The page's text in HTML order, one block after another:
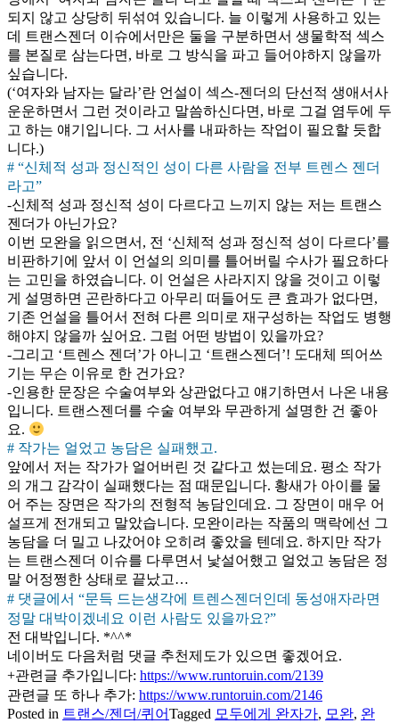
되지 않고 상당히 뒤섞여 있습니다. 늘 이렇게 사용하고 있는
데 트랜스젠더 이슈에서만은 둘을 구분하면서 생물학적 섹스
를 본질로 삼는다면, 바로 그 방식을 파고 들어야하지 않을까
싶습니다.
(‘여자와 남자는 달라’란 언설이 섹스-젠더의 단선적 생애서사
운운하면서 그런 것이라고 말씀하신다면, 바로 그걸 염두에 두
고 하는 얘기입니다. 그 서사를 내파하는 작업이 필요할 듯합
니다.)
# “신체적 성과 정신적인 성이 다른 사람을 전부 트렌스 젠더
라고”
-신체적 성과 정신적 성이 다르다고 느끼지 않는 저는 트랜스
젠더가 아닌가요?
이번 모완을 읽으면서, 전 ‘신체적 성과 정신적 성이 다르다’를
비판하기에 앞서 이 언설의 의미를 틀어버릴 수사가 필요하다
는 고민을 하였습니다. 이 언설은 사라지지 않을 것이고 이렇
게 설명하면 곤란하다고 아무리 떠들어도 큰 효과가 없다면,
기존 언설을 틀어서 전혀 다른 의미로 재구성하는 작업도 병행
해야지 않을까 싶어요. 그럼 어떤 방법이 있을까요?
-그리고 ‘트렌스 젠더’가 아니고 ‘트랜스젠더’! 도대체 띄어쓰
기는 무슨 이유로 한 건가요?
-인용한 문장은 수술여부와 상관없다고 얘기하면서 나온 내용
입니다. 트랜스젠더를 수술 여부와 무관하게 설명한 건 좋아
요.
# 작가는 얼었고 농담은 실패했고.
앞에서 저는 작가가 얼어버린 것 같다고 썼는데요. 평소 작가
의 개그 감각이 실패했다는 점 때문입니다. 황새가 아이를 물
어 주는 장면은 작가의 전형적 농담인데요. 그 장면이 매우 어
설프게 전개되고 말았습니다. 모완이라는 작품의 맥락에선 그
농담을 더 밀고 나갔어야 오히려 좋았을 텐데요. 하지만 작가
는 트랜스젠더 이슈를 다루면서 낯설어했고 얼었고 농담은 정
말 어정쩡한 상태로 끝났고…
# 댓글에서 “문득 드는생각에 트렌스젠더인데 동성애자라면
정말 대박이겠네요 이런 사람도 있을까요?”
전 대박입니다. *^^*
네이버도 다음처럼 댓글 추천제도가 있으면 좋겠어요.
+관련글 추가입니다: https://www.runtoruin.com/2139
관련글 또 하나 추가: https://www.runtoruin.com/2146
Posted in 트랜스/젠더/퀴어Tagged 모두에게 완자가, 모완, 완